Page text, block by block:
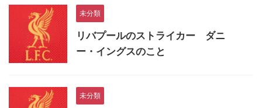
未分類
リバプールのストライカー ダニ
ー・イングスのこと
未分類